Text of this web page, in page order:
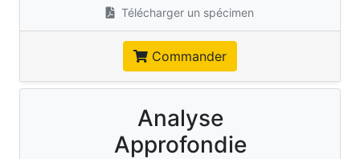
Télécharger un spécimen
Commander
Analyse
Approfondie